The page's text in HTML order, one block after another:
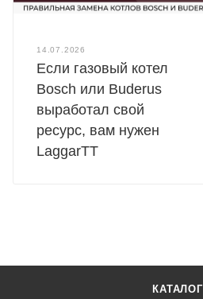
14.07.2026
Если газовый котел
Bosch или Buderus
выработал свой
ресурс, вам нужен
LaggarTT
КАТАЛОГ